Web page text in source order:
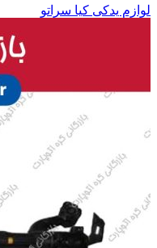
لوازم یدکی کیا سراتو